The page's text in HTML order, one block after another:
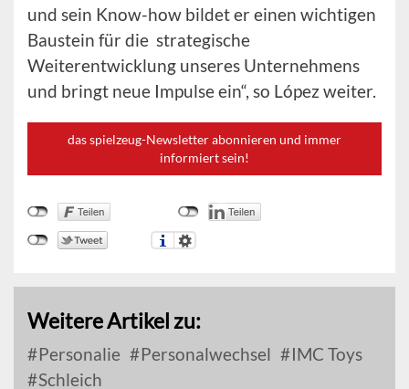
und sein Know-how bildet er einen wichtigen
Baustein für die strategische
Weiterentwicklung unseres Unternehmens
und bringt neue Impulse ein“, so López weiter.
das spielzeug-Newsletter abonnieren und immer
informiert sein!
Weitere Artikel zu:
Personalie Personalwechsel
IMC Toys
Schleich